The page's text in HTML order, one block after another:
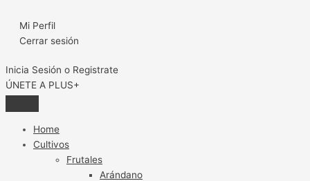
Mi Perfil
Cerrar sesión
Inicia Sesión o Registrate
ÚNETE A PLUS+
Home
Cultivos
Frutales
Arándano